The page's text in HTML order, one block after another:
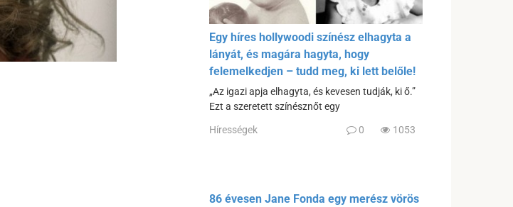
Egy híres hollywoodi színész elhagyta a
lányát, és magára hagyta, hogy
felemelkedjen – tudd meg, ki lett belőle!
„Az igazi apja elhagyta, és kevesen tudják, ki ő.”
Ezt a szeretett színésznőt egy
Hírességek 0 1053
86 évesen Jane Fonda egy merész vörös